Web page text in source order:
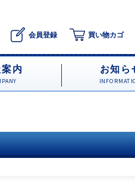
会員登録 買い物カゴ
内 お知ら